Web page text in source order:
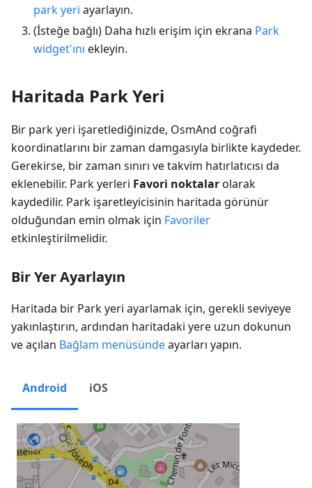
park yeri ayarlayın.
(İsteğe bağlı) Daha hızlı erişim için ekrana Park
widget'ını ekleyin.
Haritada Park Yeri
Bir park yeri işaretlediğinizde, OsmAnd coğrafi
koordinatlarını bir zaman damgasıyla birlikte kaydeder.
Gerekirse, bir zaman sınırı ve takvim hatırlatıcısı da
eklenebilir. Park yerleri Favori noktalarolarak
kaydedilir. Park işaretleyicisinin haritada görünür
olduğundan emin olmak için Favoriler
etkinleştirilmelidir.
Bir Yer Ayarlayın
Haritada bir Park yeri ayarlamak için, gerekli seviyeye
yakınlaştırın, ardından haritadaki yere uzun dokunun
ve açılan Bağlam menüsündeayarları yapın.
Android iOS